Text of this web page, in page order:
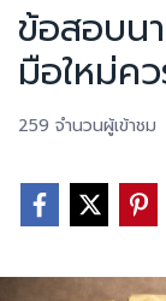
ข้อสอบน
มือใหม่ค
259 จำนวนผู้เข้าชม